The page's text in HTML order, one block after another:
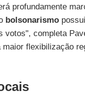
profundamente
bolsonarismo
votos", completa
flexibilização